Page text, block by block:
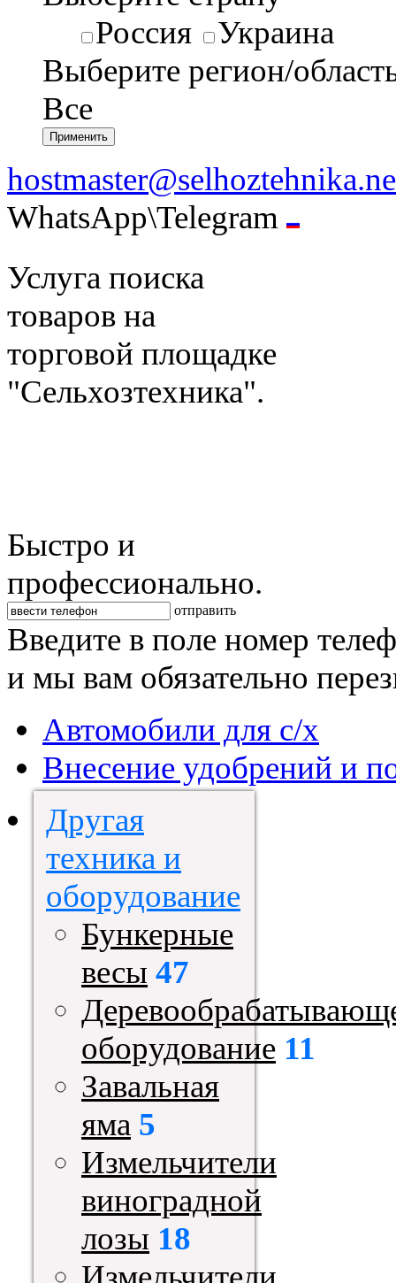
Россия
Украина
Выберите регион/
Все
WhatsApp\Telegram
Услуга поиска
товаров на
торговой площадке
"Сельхозтехника".
Быстро и
профессионально.
отправить
Введите в поле номер
и мы вам обязательно
Автомобили для с/х
Внесение удобрений и
Другая
техника и
оборудование
Бункерные
весы 47
оборудование 11
Завальная
яма 5
Измельчители
виноградной
лозы 18